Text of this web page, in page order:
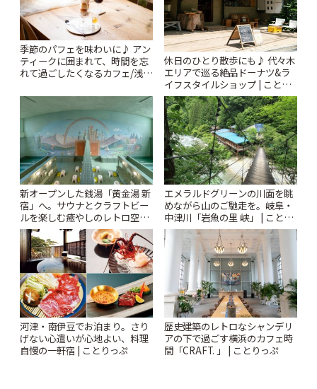
季節のパフェを味わいに♪ アン
ティークに囲まれて、時間を忘
れて過ごしたくなるカフェ/浅草
休日のひとり散歩にも♪ 代々木
エリアで巡る絶品ドーナツ&ラ
イフスタイルショップ | ことり
っぷ
新オープンした銭湯「黄金湯 新
宿」へ。サウナとクラフトビー
ルを楽しむ癒やしのレトロ空間
| ことりっぷ
エメラルドグリーンの川面を眺
めながら山のご馳走を。岐阜・
中津川「岩魚の里 峡」 | ことり
っぷ
河津・南伊豆でお泊まり。さり
げない心遣いが心地よい、料理
自慢の一軒宿 | ことりっぷ
歴史建築のレトロなシャンデリ
アの下で過ごす横浜のカフェ時
間「CRAFT. 」 | ことりっぷ